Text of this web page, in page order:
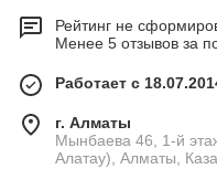
Рейтинг не
Менее 5 отзывов за
Работает с
г. Алматы
Мынбаева 46, 1-й
Алатау), Алматы,